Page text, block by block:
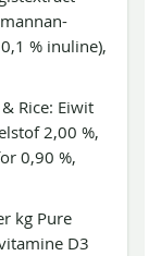
% inuline),
Rice: Eiwit
2,00 %,
0,90 %,
kg Pure
D3